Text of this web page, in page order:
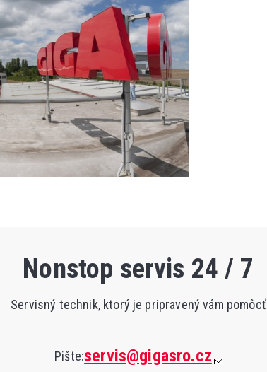
Nonstop servis 24 / 7
Servisný technik, ktorý je pripravený vám pomôcť
Pište:servis@gigasro.cz